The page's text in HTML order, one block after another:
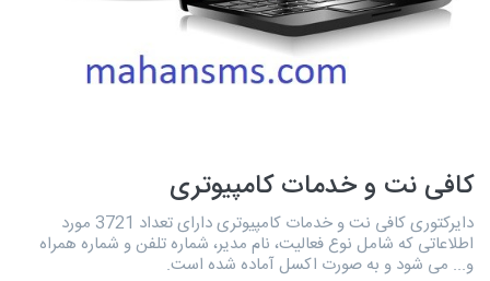
کافی نت و خدمات کامپیوتری
دایرکتوری کافی نت و خدمات کامپیوتری دارای تعداد 3721 مورد
اطلاعاتی که شامل نوع فعالیت، نام مدیر، شماره تلفن و شماره همراه
و... می شود و به صورت اکسل آماده شده است.